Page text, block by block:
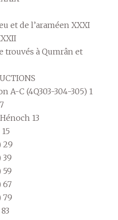
et de l’araméen XXXI
trouvés à Qumrân et
A-C (4Q303-304-305) 1
13
29
39
59
67
79